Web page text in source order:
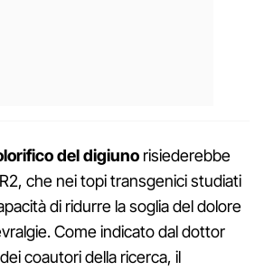
del digiuno risiederebbe
che nei topi transgenici studiati
di ridurre la soglia del dolore
Come indicato dal dottor
coautori della ricerca, il